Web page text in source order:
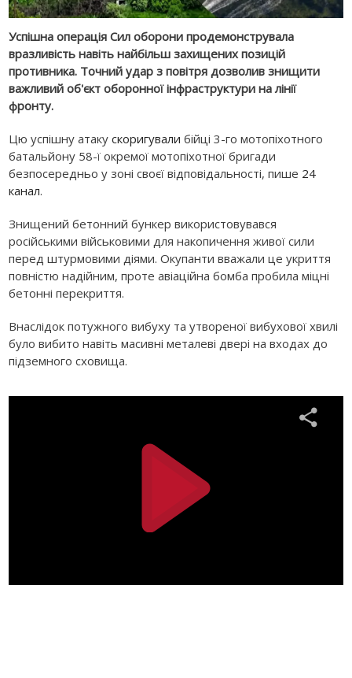
Успішна операція Сил оборони продемонструвала
вразливість навіть найбільш захищених позицій
противника. Точний удар з повітря дозволив знищити
важливий об'єкт оборонної інфраструктури на лінії
фронту.
Цю успішну атакускоригувалибійці 3-го мотопіхотного
батальйону 58-ї окремої мотопіхотної бригади
безпосередньо у зоні своєї відповідальності, пише 24
канал.
Знищений бетонний бункер використовувався
російськими військовими для накопичення живої сили
перед штурмовими діями. Окупанти вважали це укриття
повністю надійним, проте авіаційна бомба пробила міцні
бетонні перекриття.
Внаслідок потужного вибуху та утвореної вибухової хвилі
було вибито навіть масивні металеві двері на входах до
підземного сховища.